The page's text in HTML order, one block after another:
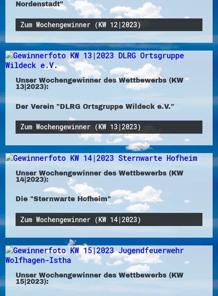
Nordenstadt"
Zum Wochengewinner (KW 12|2023)
Unser Wochengewinner des Wettbewerbs (KW
13|2023):
Der Verein "DLRG Ortsgruppe Wildeck e.V."
Zum Wochengewinner (KW 13|2023)
Unser Wochengewinner des Wettbewerbs (KW
14|2023):
Die "Sternwarte Hofheim"
Zum Wochengewinner (KW 14|2023)
Unser Wochengewinner des Wettbewerbs (KW
15|2023):